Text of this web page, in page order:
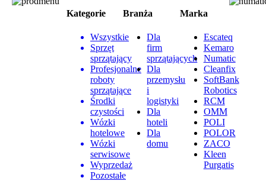
Kategorie
Wszystkie
Sprzęt
sprzątający
Profesjonalne
roboty
sprzątające
Środki
czystości
Wózki
hotelowe
Wózki
serwisowe
Wyprzedaż
Pozostałe
Branża
Dla
firm
sprzątających
Dla
przemysłu
i
logistyki
Dla
hoteli
Dla
domu
Marka
Escateq
Kemaro
Numatic
Cleanfix
SoftBank
Robotics
RCM
OMM
POLI
POLOR
ZACO
Kleen
Purgatis